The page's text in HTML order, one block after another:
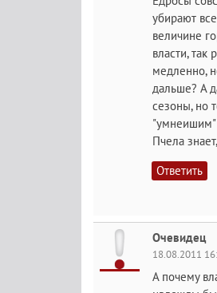
убирают
величине
власти, так
медленно,
дальше? А
сезоны, но
"умнеишим"
Пчела
Ответить
Очевидец
18.08.2011
А почему